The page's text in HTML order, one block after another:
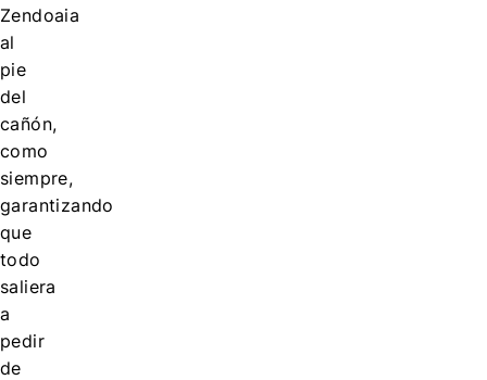
Zendoaia
al
pie
del
cañón,
como
siempre,
garantizando
que
todo
saliera
a
pedir
de